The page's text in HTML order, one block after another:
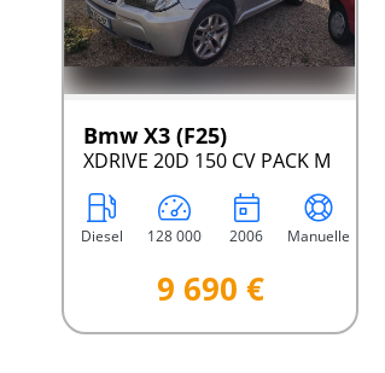
Bmw X3 (F25)
XDRIVE 20D 150 CV PACK M
Diesel 128 000 2006 Manuelle
9 690 €